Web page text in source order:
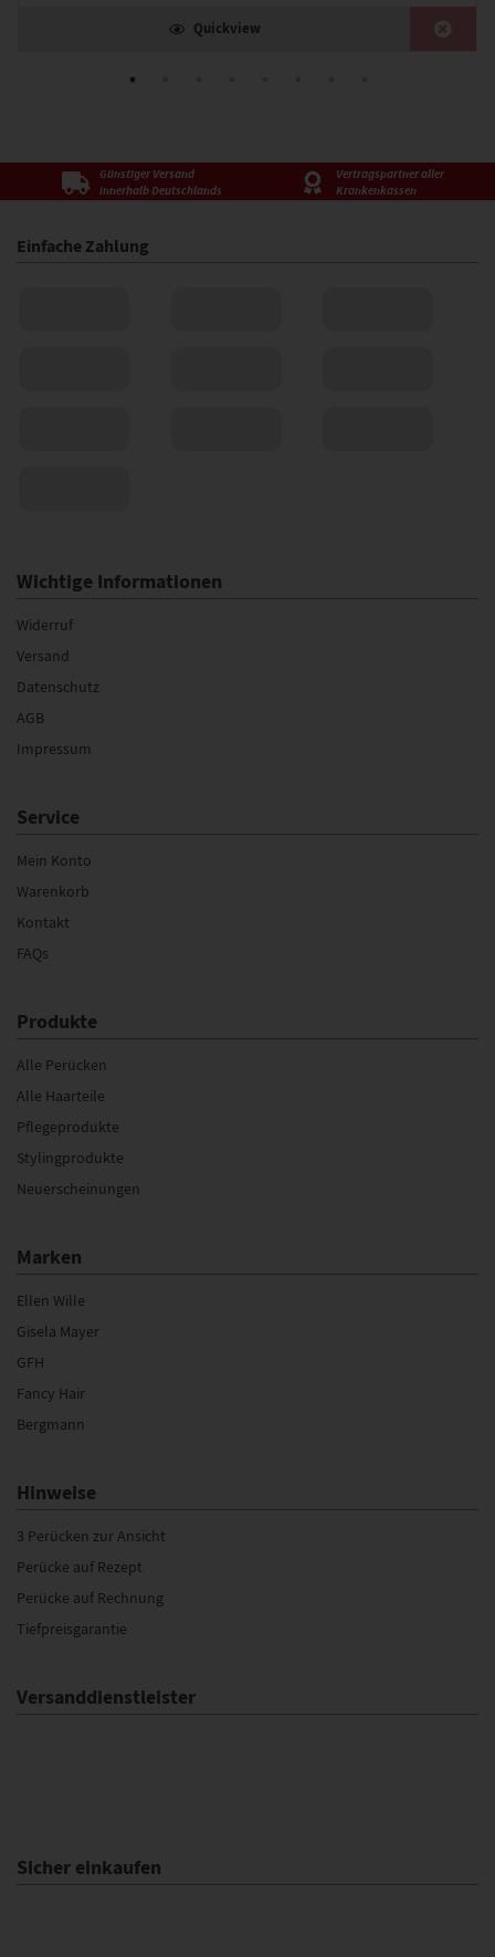
Quickview
Günstiger Versand
innerhalb Deutschlands
Vertragspartner aller
Krankenkassen
Einfache Zahlung
Wichtige Informationen
Widerruf
Versand
Datenschutz
AGB
Impressum
Service
Mein Konto
Warenkorb
Kontakt
FAQs
Produkte
Alle Perücken
Alle Haarteile
Pflegeprodukte
Stylingprodukte
Neuerscheinungen
Marken
Ellen Wille
Gisela Mayer
GFH
Fancy Hair
Bergmann
Hinweise
3 Perücken zur Ansicht
Perücke auf Rezept
Perücke auf Rechnung
Tiefpreisgarantie
Versanddienstleister
Sicher einkaufen